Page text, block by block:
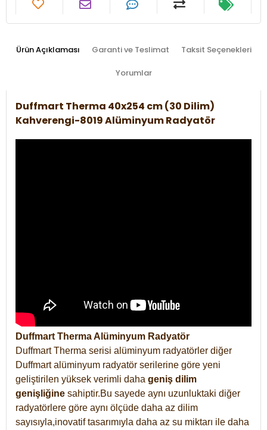
Ürün Açıklaması Garanti ve Teslimat Taksit Seçenekleri
Yorumlar
Duffmart Therma 40x254 cm (30 Dilim)
Kahverengi-8019 Alüminyum Radyatör
Duffmart Therma Alüminyum Radyatör
Duffmart Therma serisi alüminyum radyatörler diğer
Duffmart alüminyum radyatör serilerine göre yeni
geliştirilen yüksek verimli daha geniş dilim
genişliğine sahiptir.Bu sayede aynı uzunluktaki diğer
radyatörlere göre aynı ölçüde daha az dilim
sayısıyla,inovatif tasarımıyla daha az su miktarı ile daha